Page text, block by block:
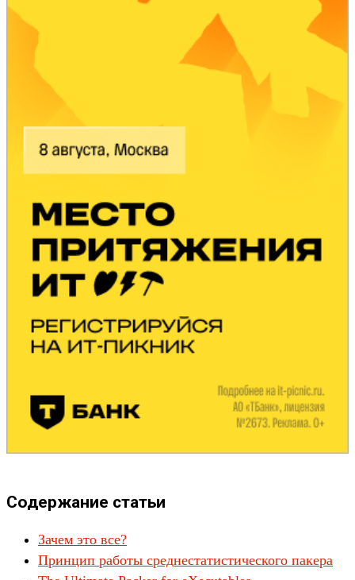
Содержание статьи
Зачем это все?
Принцип работы среднестатистического пакера